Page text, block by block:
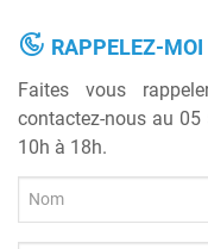
RAPPELEZ-MOI
Faites vous
contactez-nous au
10h à 18h.